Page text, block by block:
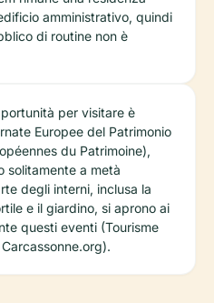
amministrativo, quindi
di routine non è
per visitare è
Europee del Patrimonio
du Patrimoine),
solitamente a metà
degli interni, inclusa la
e il giardino, si aprono ai
questi eventi (Tourisme